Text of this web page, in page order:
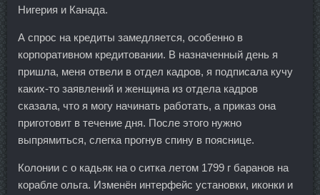
Нигерия и Канада.
А спрос на кредиты замедляется, особенно в
корпоративном кредитовании. В назначенный день я
пришла, меня отвели в отдел кадров, я подписала кучу
каких-то заявлений и женщина из отдела кадров
сказала, что я могу начинать работать, а приказ она
приготовит в течение дня. После этого нужно
выпрямиться, слегка прогнув спину в пояснице.
Колонии с о кадьяк на о ситка летом 1799 г баранов на
корабле ольга. Изменён интерфейс установки, иконки и